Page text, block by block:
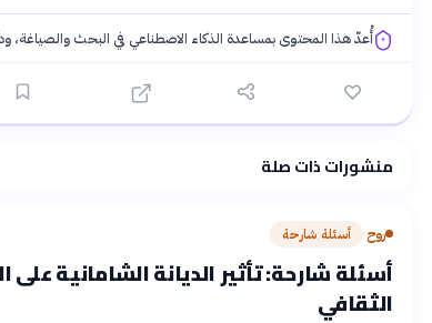
أُعدّ هذا المحتوى بمساعدة الذكاء الاصطناعي في البحث والصياغة،
منشورات ذات صلة
روح› أسئلة شارحة
أسئلة شارحة: تأثير الديانة الشامانية على
الثقافي